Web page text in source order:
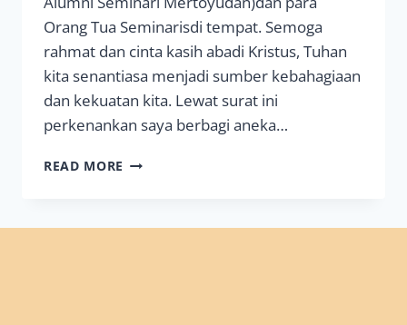
Orang Tua Seminarisdi tempat. Semoga
rahmat dan cinta kasih abadi Kristus, Tuhan
kita senantiasa menjadi sumber kebahagiaan
dan kekuatan kita. Lewat surat ini
perkenankan saya berbagi aneka…
READ MORE SAPAAN